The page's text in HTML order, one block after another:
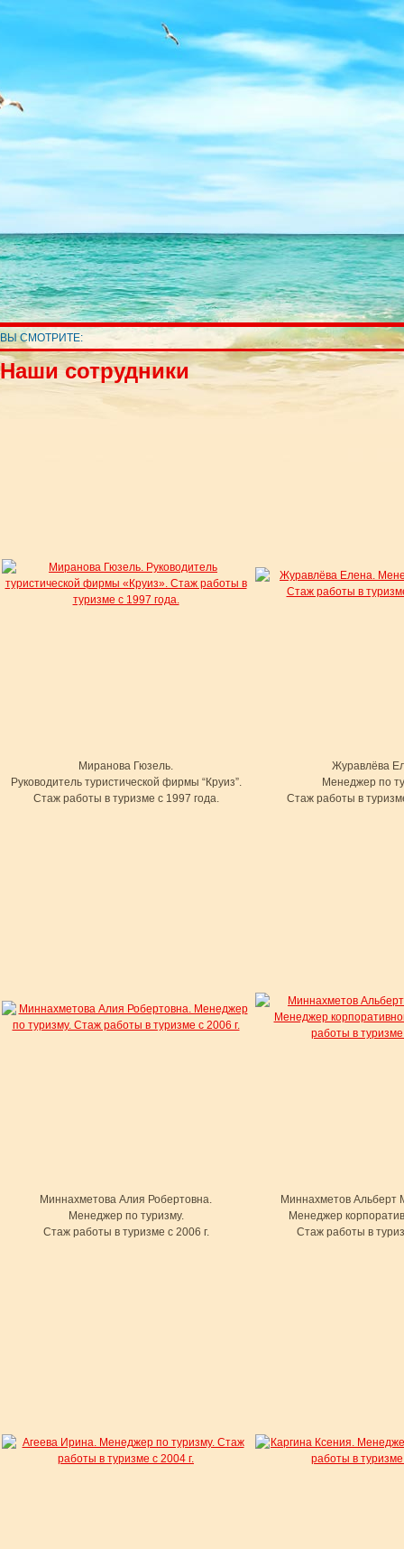
ВЫ СМОТРИТЕ:
Наши сотрудники
Миранова Гюзель.
Руководитель туристической фирмы “Круиз”.
Стаж работы в туризме с 1997 года.
Журавлёва
Менеджер по
Стаж работы в
Миннахметова Алия Робертовна.
Менеджер по туризму.
Cтаж работы в туризме с 2006 г.
Миннахметов Альберт
Менеджер
Cтаж работы в